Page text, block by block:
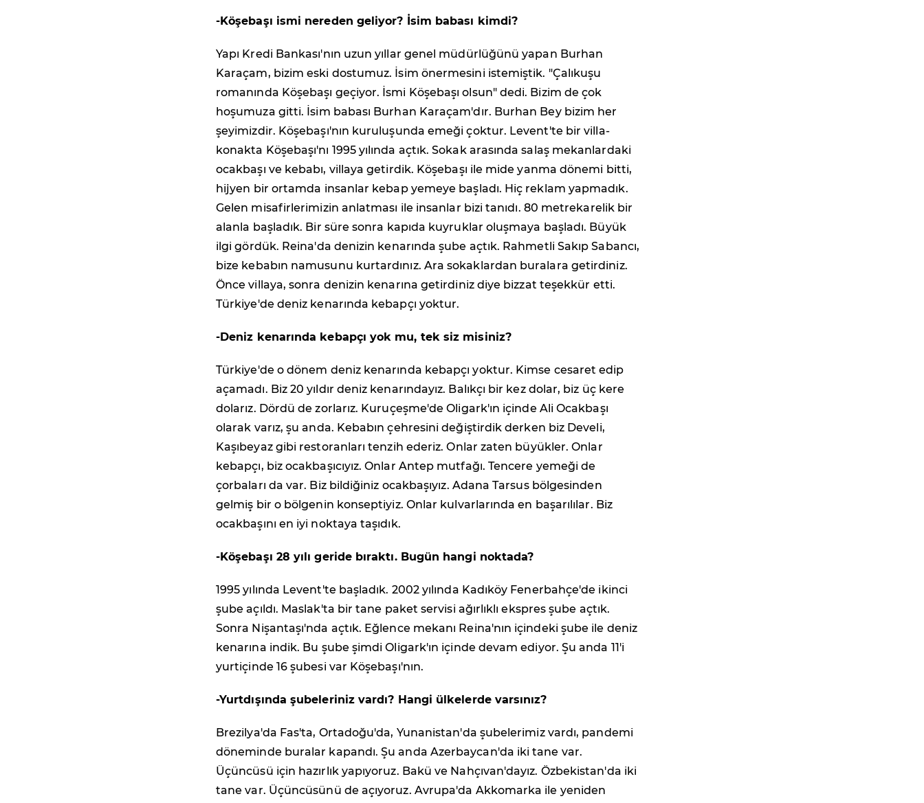
-Köşebaşı ismi nereden geliyor? İsim babası kimdi?
Yapı Kredi Bankası'nın uzun yıllar genel müdürlüğünü yapan Burhan
Karaçam, bizim eski dostumuz. İsim önermesini istemiştik. "Çalıkuşu
romanında Köşebaşı geçiyor. İsmi Köşebaşı olsun" dedi. Bizim de çok
hoşumuza gitti. İsim babası Burhan Karaçam'dır. Burhan Bey bizim her
şeyimizdir. Köşebaşı'nın kuruluşunda emeği çoktur. Levent'te bir villa-
konakta Köşebaşı'nı 1995 yılında açtık. Sokak arasında salaş mekanlardaki
ocakbaşı ve kebabı, villaya getirdik. Köşebaşı ile mide yanma dönemi bitti,
hijyen bir ortamda insanlar kebap yemeye başladı. Hiç reklam yapmadık.
Gelen misafirlerimizin anlatması ile insanlar bizi tanıdı. 80 metrekarelik bir
alanla başladık. Bir süre sonra kapıda kuyruklar oluşmaya başladı. Büyük
ilgi gördük. Reina'da denizin kenarında şube açtık. Rahmetli Sakıp Sabancı,
bize kebabın namusunu kurtardınız. Ara sokaklardan buralara getirdiniz.
Önce villaya, sonra denizin kenarına getirdiniz diye bizzat teşekkür etti.
Türkiye'de deniz kenarında kebapçı yoktur.
-Deniz kenarında kebapçı yok mu, tek siz misiniz?
Türkiye'de o dönem deniz kenarında kebapçı yoktur. Kimse cesaret edip
açamadı. Biz 20 yıldır deniz kenarındayız. Balıkçı bir kez dolar, biz üç kere
dolarız. Dördü de zorlarız. Kuruçeşme'de Oligark'ın içinde Ali Ocakbaşı
olarak varız, şu anda. Kebabın çehresini değiştirdik derken biz Develi,
Kaşıbeyaz gibi restoranları tenzih ederiz. Onlar zaten büyükler. Onlar
kebapçı, biz ocakbaşıcıyız. Onlar Antep mutfağı. Tencere yemeği de
çorbaları da var. Biz bildiğiniz ocakbaşıyız. Adana Tarsus bölgesinden
gelmiş bir o bölgenin konseptiyiz. Onlar kulvarlarında en başarılılar. Biz
ocakbaşını en iyi noktaya taşıdık.
-Köşebaşı 28 yılı geride bıraktı. Bugün hangi noktada?
1995 yılında Levent'te başladık. 2002 yılında Kadıköy Fenerbahçe'de ikinci
şube açıldı. Maslak'ta bir tane paket servisi ağırlıklı ekspres şube açtık.
Sonra Nişantaşı'nda açtık. Eğlence mekanı Reina'nın içindeki şube ile deniz
kenarına indik. Bu şube şimdi Oligark'ın içinde devam ediyor. Şu anda 11'i
yurtiçinde 16 şubesi var Köşebaşı'nın.
-Yurtdışında şubeleriniz vardı? Hangi ülkelerde varsınız?
Brezilya'da Fas'ta, Ortadoğu'da, Yunanistan'da şubelerimiz vardı, pandemi
döneminde buralar kapandı. Şu anda Azerbaycan'da iki tane var.
Üçüncüsü için hazırlık yapıyoruz. Bakü ve Nahçıvan'dayız. Özbekistan'da iki
tane var. Üçüncüsünü de açıyoruz. Avrupa'da Akkomarka ile yeniden